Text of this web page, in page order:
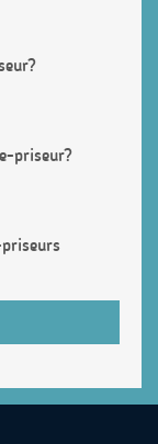
priseur?